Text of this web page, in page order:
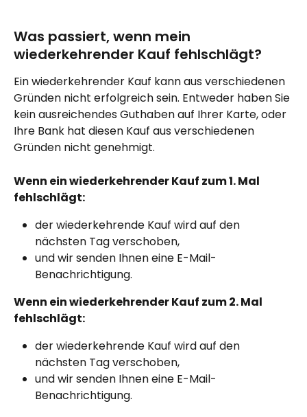
Was passiert, wenn mein
wiederkehrender Kauf fehlschlägt?
Ein wiederkehrender Kauf kann aus verschiedenen
Gründen nicht erfolgreich sein. Entweder haben Sie
kein ausreichendes Guthaben auf Ihrer Karte, oder
Ihre Bank hat diesen Kauf aus verschiedenen
Gründen nicht genehmigt.
Wenn ein wiederkehrender Kauf zum 1. Mal
fehlschlägt:
der wiederkehrende Kauf wird auf den
nächsten Tag verschoben,
und wir senden Ihnen eine E-Mail-
Benachrichtigung.
Wenn ein wiederkehrender Kauf zum 2. Mal
fehlschlägt:
der wiederkehrende Kauf wird auf den
nächsten Tag verschoben,
und wir senden Ihnen eine E-Mail-
Benachrichtigung.